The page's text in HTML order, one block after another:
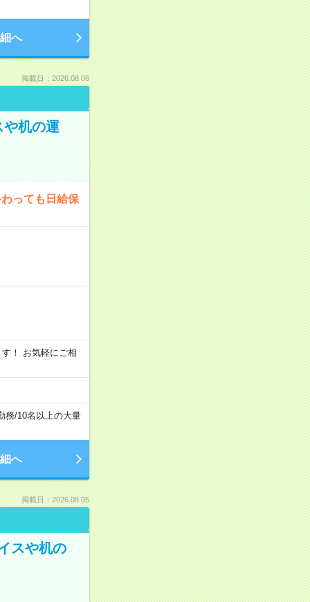
へ
掲載日：2026.08.06
机の運
っても日給保
！ お気軽にご相
務/10名以上の大量
へ
掲載日：2026.08.05
スや机の